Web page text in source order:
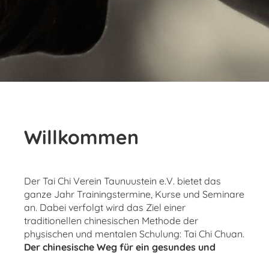
Willkommen
Der Tai Chi Verein Taunuustein e.V. bietet das
ganze Jahr Trainingstermine, Kurse und Seminare
an. Dabei verfolgt wird das Ziel einer
traditionellen chinesischen Methode der
physischen und mentalen Schulung: Tai Chi Chuan.
Der chinesische Weg für ein gesundes und